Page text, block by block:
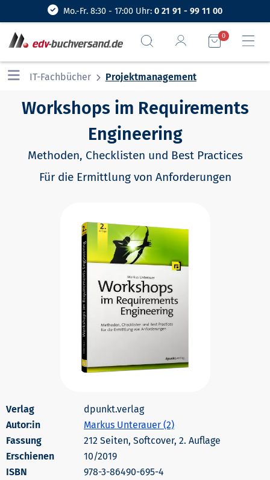
Mo.-Fr. 8:30 - 17:00 Uhr: 0 21 91 - 99 11 00
0
IT-Fachbücher Projektmanagement
Workshops im Requirements
Engineering
Methoden, Checklisten und Best Practices
Für die Ermittlung von Anforderungen
dpunkt.verlag
Autor:in
Markus Unterauer (2)
212 Seiten, Softcover, 2. Auflage
Erschienen
10/2019
978-3-86490-695-4